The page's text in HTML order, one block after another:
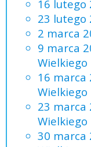
16 lutego
23 lutego
2 marca
9 marca
Wielkiego
16 marca
Wielkiego
23 marca
Wielkiego
30 marca